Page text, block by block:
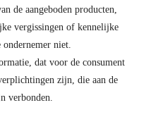
de aangeboden producten,
vergissingen of kennelijke
niet.
dat voor de consument
zijn, die aan de
verbonden.